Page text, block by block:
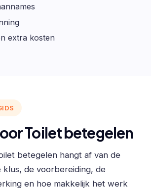
extra kosten
Toilet betegelen
betegelen hangt af van de
klus, de voorbereiding, de
en hoe makkelijk het werk